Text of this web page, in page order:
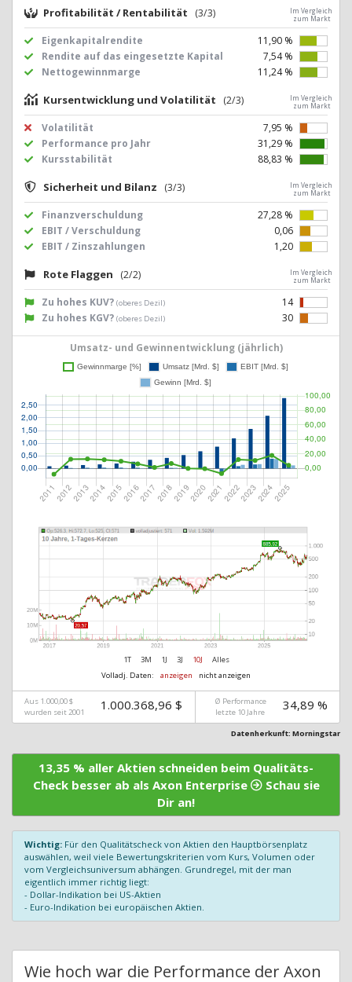
Profitabilität / Rentabilität (3/3)
Im Vergleich
zum Markt
Eigenkapitalrendite
11,90 %
Rendite auf das eingesetzte Kapital
7,54 %
Nettogewinnmarge
11,24 %
Kursentwicklung und Volatilität (2/3)
Im Vergleich
zum Markt
Volatilität
7,95 %
Performance pro Jahr
31,29 %
Kursstabilität
88,83 %
Sicherheit und Bilanz (3/3)
Im Vergleich
zum Markt
Finanzverschuldung
27,28 %
EBIT / Verschuldung
0,06
EBIT / Zinszahlungen
1,20
Rote Flaggen (2/2)
Im Vergleich
zum Markt
Zu hohes KUV? (oberes Dezil)
14
Zu hohes KGV? (oberes Dezil) 30
Umsatz- und Gewinnentwicklung (jährlich)
1T 3M 1J 3J 10J
Alles
Volladj. Daten:
anzeigen nicht anzeigen
Aus 1.000,00 $
wurden seit 2001
1.000.368,96 $
Ø Performance
letzte 10 Jahre
34,89 %
Datenherkunft: Morningstar
13,35 % aller Aktien schneiden beim Qualitäts-
Check besser ab als Axon Enterprise
Schau sie
Dir an!
Wichtig: Für den Qualitätscheck von Aktien den Hauptbörsenplatz
auswählen, weil viele Bewertungskriterien vom Kurs, Volumen oder
vom Vergleichsuniversum abhängen. Grundregel, mit der man
eigentlich immer richtig liegt:
- Dollar-Indikation bei US-Aktien
- Euro-Indikation bei europäischen Aktien.
Wie hoch war die Performance der Axon